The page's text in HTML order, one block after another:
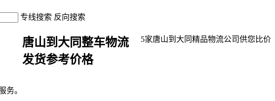
专线搜索 反向搜索
务。
5家唐山到大同精品物流公司供您比价
唐山到大同整车物流
发货参考价格